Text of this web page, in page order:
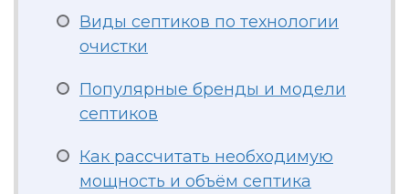
Виды септиков по технологии
очистки
Популярные бренды и модели
септиков
Как рассчитать необходимую
мощность и объём септика